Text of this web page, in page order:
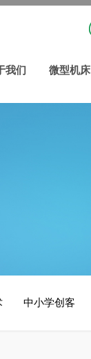
我们 微型机床
中小学创客